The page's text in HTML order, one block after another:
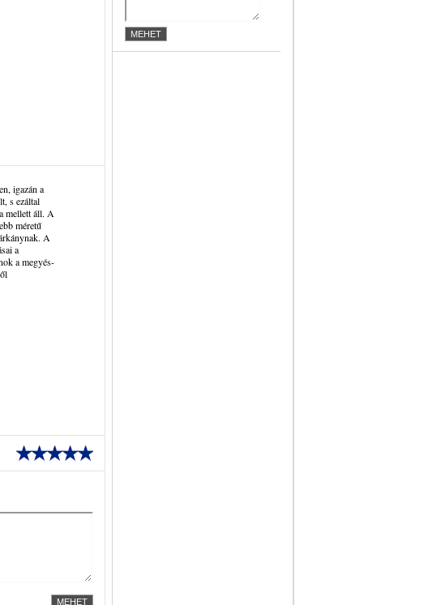
igazán a
s ezáltal
mellett áll. A
méretű
A
a
a megyés-